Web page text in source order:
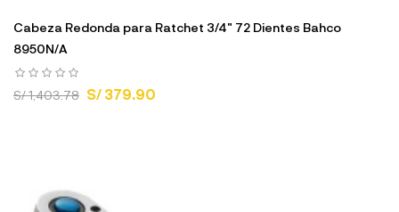
Cabeza Redonda para Ratchet 3/4" 72 Dientes Bahco
8950N/A
S/ 1,403.78 S/ 379.90